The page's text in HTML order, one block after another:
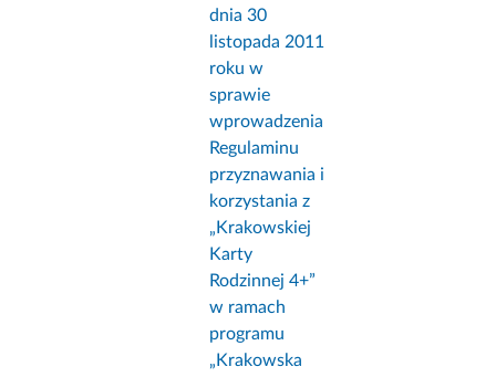
dnia 30
listopada 2011
roku w
sprawie
wprowadzenia
Regulaminu
przyznawania i
korzystania z
„Krakowskiej
Karty
Rodzinnej 4+”
w ramach
programu
„Krakowska